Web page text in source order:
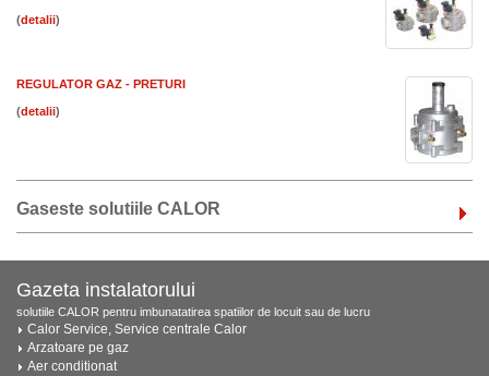
( )
REGULATOR GAZ - PRETURI
( )
Gaseste solutiile CALOR
Gazeta instalatorului
solutiile CALOR pentru imbunatatirea spatiilor de locuit sau de lucru
Calor Service, Service centrale Calor
Arzatoare pe gaz
Aer conditionat